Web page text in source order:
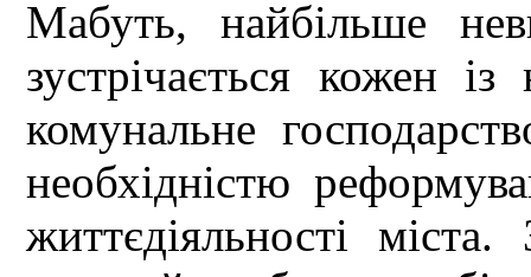
Мабуть, найбільше
зустрічається кожен
комунальне
необхідністю
життєдіяльності